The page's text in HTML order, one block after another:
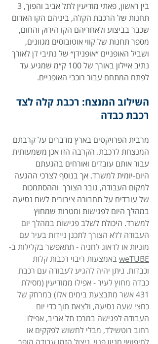
תחנות של הרכבת הקלה, ביניהם הקו האדום
שכבר בביצוע ולאחריהם הקו הירוק והחום,
מספר תחנות של קווי אוטובוסים מגוונים,
ושביל האופניים ״אופנידן״ של נתיבי דן לאורך
נתיב איילון באורך של 100 ק״מ שמגיע עד
לפתח המתחם עבור רוכבי האופניים.
השילוב המנצח: רכבת קלה לצד
רכבת כבדה
מרבית הפרויקטים בארץ מדברים על קרבתם
המנצחת לרכבת. הקרבה הזו אכן משמעותית
עבור אותם עובדים ואורחים בהגעתם
היום-יומית למשרד. אך בנוסף לצרכי ההגעה
למקום העבודה, גובר הצורך  וההסתמכות
של עובדים על תחבורה ציבורית לשם נסיעה
במהלך היום לפגישות ומטרות שמחוץ
למשרד. היכולת לשלב פגישות במהלך יום
העבודה ללא הצורך לתכנן ניידות בעיר עם
מוניות או לדאוג לחניה - תתאפשר בקלילות ב-
weTUBE באמצעות ריבוי רכבות קלות
וכבדות. ניתן יהיה להגיע לעבודה עם רכבת
כבדה מחוץ לעיר - אפילו ממודיעין (מסילת
431 אשר מתבצעת בימים אלו) במרחק של
כחצי שעה נסיעה, ולצאת תוך כדי יום
העבודה לפגישה במרכז תל אביב, אפילו
רחוב רוטשילד, מבלי לחשוש לפקקים או